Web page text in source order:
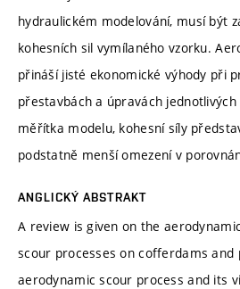
hydraulickém modelování, musí být
kohesních sil vymílaného vzorku.
přináší jisté ekonomické výhody při
přestavbách a úpravách
měřítka modelu, kohesní síly
podstatně menší omezení v
ANGLICKÝ ABSTRAKT
A review is given on the
scour processes on cofferdams
aerodynamic scour process and its